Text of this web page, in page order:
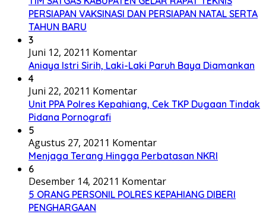
PERSIAPAN VAKSINASI DAN PERSIAPAN NATAL SERTA
TAHUN BARU
3
Juni 12, 2021 1 Komentar
Aniaya Istri Sirih, Laki-Laki Paruh Baya Diamankan
4
Juni 22, 2021 1 Komentar
Unit PPA Polres Kepahiang, Cek TKP Dugaan Tindak
Pidana Pornografi
5
Agustus 27, 2021 1 Komentar
Menjaga Terang Hingga Perbatasan NKRI
6
Desember 14, 2021 1 Komentar
5 ORANG PERSONIL POLRES KEPAHIANG DIBERI
PENGHARGAAN